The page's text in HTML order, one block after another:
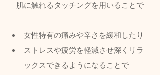
肌に触れるタッチングを用いることで
女性特有の痛みや辛さを緩和したり
ストレスや疲労を軽減させ深くリラ
ックスできるようになることで